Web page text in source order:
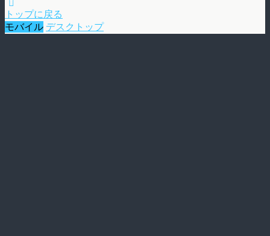
トップに戻る
モバイル デスクトップ